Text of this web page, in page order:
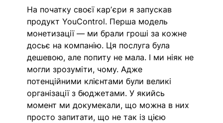
На початку своєї карʼєри я запускав
продукт YouControl. Перша модель
монетизації — ми брали гроші за кожне
досьє на компанію. Ця послуга була
дешевою, але попиту не мала. І ми ніяк не
могли зрозуміти, чому. Адже
потенційними клієнтами були великі
організації з бюджетами. У якийсь
момент ми докумекали, що можна в них
просто запитати, що не так із цією